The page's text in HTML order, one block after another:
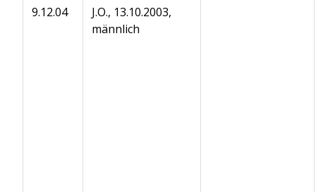
9.12.04
J.O., 13.10.2003,
männlich